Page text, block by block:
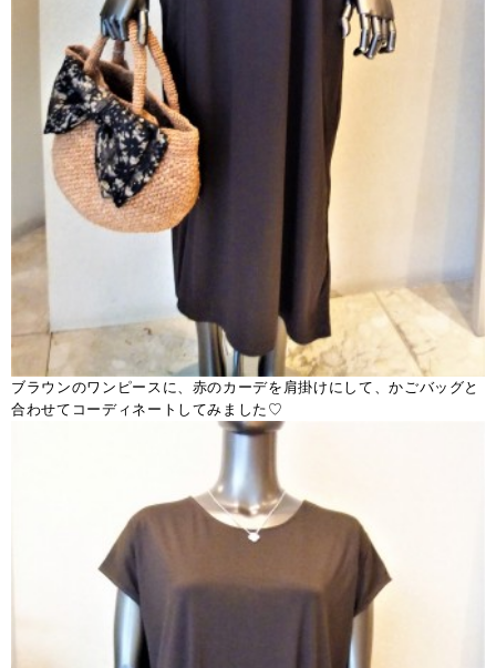
ブラウンのワンピースに、赤のカーデを肩掛けにして、かごバッグと
合わせてコーディネートしてみました♡